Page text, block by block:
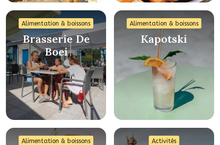
Alimentation & boissons
Brasserie De
Boei
Alimentation & boissons
Kapotski
Alimentation & boissons Activités